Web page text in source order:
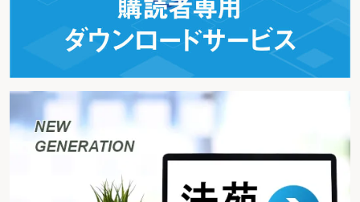
事業の区分をしていない場合の特例
第３ 事業区分～どの区分が適用されるか～
＜フローチャート＞
事業区分の判定
第５章 消費税額の計算事例～具体的な計算はどうするか～
＜フローチャート＞ 消費税額の計算事例
軽減税率対象取引の区分経理
課税売上割合が95％未満の場合(用途区分なし)
課税売上割合が95％未満の場合(用途区分あり)
課税売上高が５億円を超える場合(用途区分なし)
簡易課税方式による計算(単一事業の場合)
簡易課税方式による計算(複数事業の場合)